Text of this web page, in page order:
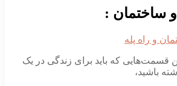
ساختمان :
قسمت­‌هایی که باید برای زندگی در یک
باشید،